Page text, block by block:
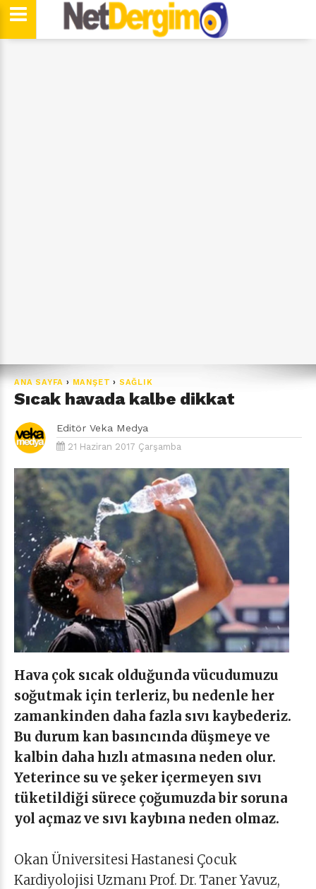
ANA SAYFA › MANŞET › SAĞLIK
Sıcak havada kalbe dikkat
Editör Veka Medya
21 Haziran 2017 Çarşamba
Hava çok sıcak olduğunda vücudumuzu
soğutmak için terleriz, bu nedenle her
zamankinden daha fazla sıvı kaybederiz.
Bu durum kan basıncında düşmeye ve
kalbin daha hızlı atmasına neden olur.
Yeterince su ve şeker içermeyen sıvı
tüketildiği sürece çoğumuzda bir soruna
yol açmaz ve sıvı kaybına neden olmaz.
Okan Üniversitesi Hastanesi Çocuk
Kardiyolojisi Uzmanı Prof. Dr. Taner Yavuz,